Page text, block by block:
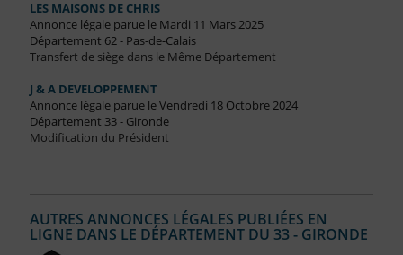
LES MAISONS DE CHRIS
Annonce légale parue le Mardi 11 Mars 2025
Département 62 - Pas-de-Calais
Transfert de siège dans le Même Département
J & A DEVELOPPEMENT
Annonce légale parue le Vendredi 18 Octobre 2024
Département 33 - Gironde
Modification du Président
AUTRES ANNONCES LÉGALES PUBLIÉES EN
LIGNE DANS LE DÉPARTEMENT DU 33 - GIRONDE